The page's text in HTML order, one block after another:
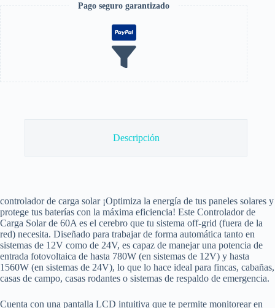
Pago seguro garantizado
Descripción
controlador de carga solar ¡Optimiza la energía de tus paneles solares y
protege tus baterías con la máxima eficiencia! Este Controlador de
Carga Solar de 60A es el cerebro que tu sistema off-grid (fuera de la
red) necesita. Diseñado para trabajar de forma automática tanto en
sistemas de 12V como de 24V, es capaz de manejar una potencia de
entrada fotovoltaica de hasta 780W (en sistemas de 12V) y hasta
1560W (en sistemas de 24V), lo que lo hace ideal para fincas, cabañas,
casas de campo, casas rodantes o sistemas de respaldo de emergencia.
Cuenta con una pantalla LCD intuitiva que te permite monitorear en